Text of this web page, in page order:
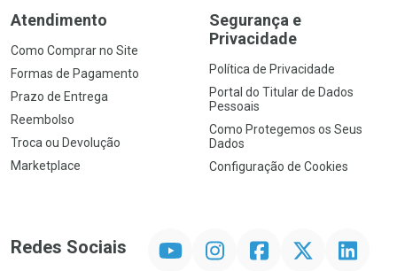
Atendimento
Como Comprar no Site
Formas de Pagamento
Prazo de Entrega
Reembolso
Troca ou Devolução
Marketplace
Segurança e
Privacidade
Política de Privacidade
Portal do Titular de Dados
Pessoais
Como Protegemos os Seus
Dados
Configuração de Cookies
Redes Sociais InstagramFacebookTwitter Linkedin